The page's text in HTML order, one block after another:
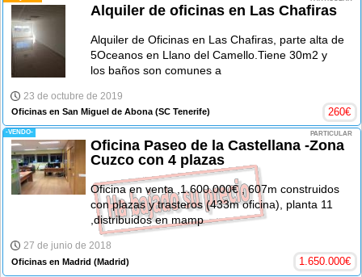
Alquiler de oficinas en Las Chafiras
Alquiler de Oficinas en Las Chafiras, parte alta de
5Oceanos en Llano del Camello.Tiene 30m2 y
los baños son comunes a
23 de octubre de 2019
Oficinas en San Miguel de Abona (SC Tenerife) 260€
-VENDO- PARTICULAR
Oficina Paseo de la Castellana -Zona
Cuzco con 4 plazas
Oficina en venta ,1.600.000€ , 607m construidos
con plazas y trasteros (433m oficina), planta 11
,distribuidos en mamp
27 de junio de 2018
Oficinas en Madrid (Madrid) 1.650.000€